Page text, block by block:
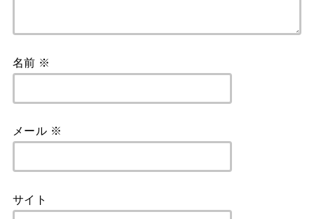
名前 ※
メール ※
サイト